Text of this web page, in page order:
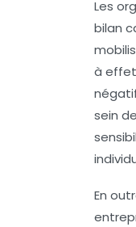
Les
bilan
à
sein
En